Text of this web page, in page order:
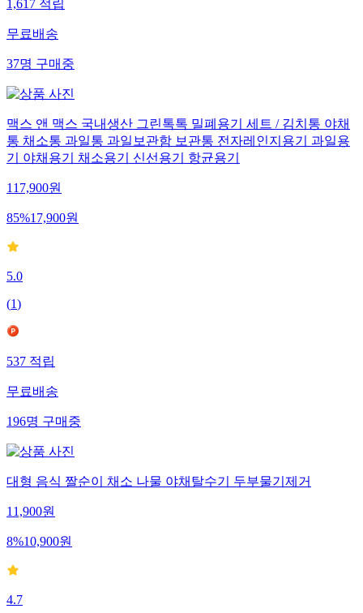
1,617적립
무료배송
37명구매중
맥스 앤 맥스 국내생산 그린톡톡 밀폐용기 세트 / 김치통 야채
통 채소통 과일통 과일보관함 보관통 전자레인지용기 과일용
기 야채용기 채소용기 신선용기 항균용기
117,900원
85%17,900원
5.0
(1)
537적립
무료배송
196명구매중
대형 음식 짤순이 채소 나물 야채탈수기 두부물기제거
11,900원
8%10,900원
4.7